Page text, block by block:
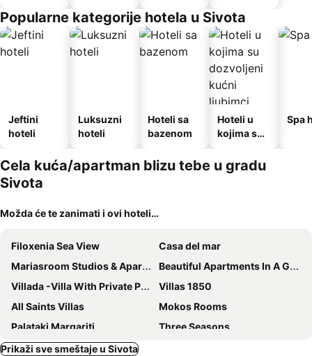
Popularne kategorije hotela u Sivota
Jeftini
hoteli
Luksuzni
hoteli
Hoteli sa
bazenom
Hoteli u
kojima su
kućni
ljubimci
Spa
Cela kuća/apartman blizu tebe u gradu
Sivota
Možda će te zanimati i ovi hoteli…
Filoxenia Sea View
Casa del mar
Mariasroom Studios & Apartments Flats to Let heart city seaside Spyropoulos
Beautiful Apartments In A Green And Peaceful Area Near The Beach On Corfu Island
Villada -Villa With Private Pool
Villas 1850
All Saints Villas
Mokos Rooms
Palataki Margariti
Three Seasons
Olympic Apartments
Prikaži sve smeštaje u Sivota